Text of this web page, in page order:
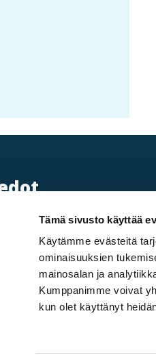
Tämä sivusto käyttää
Käytämme evästeitä
ominaisuuksien
mainosalan ja
Kumppanimme voivat
kun olet käyttänyt
återkoppling: